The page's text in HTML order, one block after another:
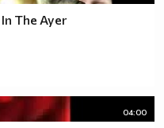
The Ayer
04:00